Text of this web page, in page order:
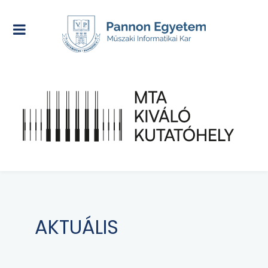
AKTUÁLIS